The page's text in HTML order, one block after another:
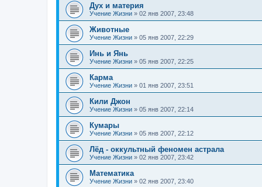
Дух и материя
Учение Жизни » 02 янв 2007, 23:48
Животные
Учение Жизни » 05 янв 2007, 22:29
Инь и Янь
Учение Жизни » 05 янв 2007, 22:25
Карма
Учение Жизни » 01 янв 2007, 23:51
Кили Джон
Учение Жизни » 05 янв 2007, 22:14
Кумары
Учение Жизни » 05 янв 2007, 22:12
Лёд - оккультный феномен астрала
Учение Жизни » 02 янв 2007, 23:42
Математика
Учение Жизни » 02 янв 2007, 23:40